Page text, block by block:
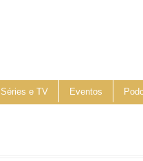
Séries e TV Eventos